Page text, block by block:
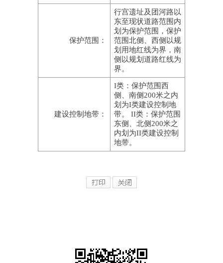
保护范围：
行宫遗址及团河路以
东至现状道路范围内
划为保护范围，保护
范围北侧、西侧以规
划用地红线为界，南
侧以规划道路红线为
界。
建设控制地带：
I类：保护范围西
侧、南侧200米之内
划为I类建设控制地
带。 II类：保护范围
东侧、北侧200米之
内划为II类建设控制
地带。